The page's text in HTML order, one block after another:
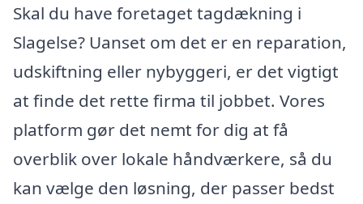
Skal du have foretaget tagdækning i
Slagelse? Uanset om det er en reparation,
udskiftning eller nybyggeri, er det vigtigt
at finde det rette firma til jobbet. Vores
platform gør det nemt for dig at få
overblik over lokale håndværkere, så du
kan vælge den løsning, der passer bedst